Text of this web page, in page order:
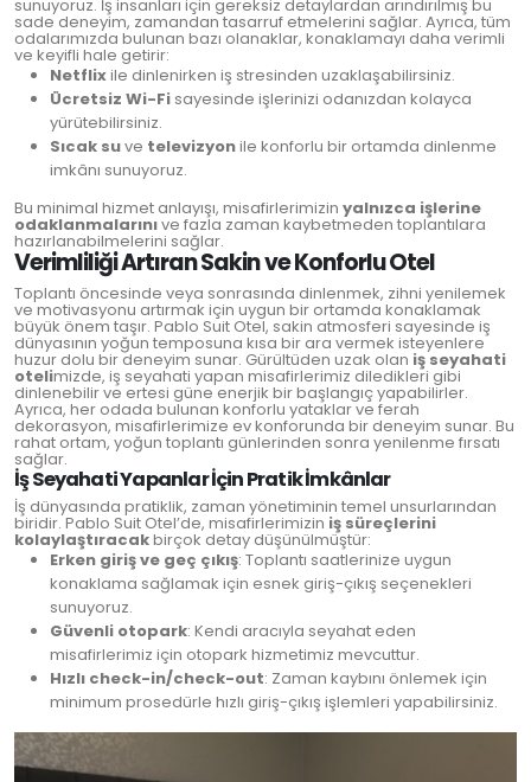
sunuyoruz. İş insanları için gereksiz detaylardan arındırılmış bu
sade deneyim, zamandan tasarruf etmelerini sağlar. Ayrıca, tüm
odalarımızda bulunan bazı olanaklar, konaklamayı daha verimli
ve keyifli hale getirir:
Netflixile dinlenirken iş stresinden uzaklaşabilirsiniz.
Ücretsiz Wi-Fisayesinde işlerinizi odanızdan kolayca
yürütebilirsiniz.
Sıcak suve televizyonile konforlu bir ortamda dinlenme
imkânı sunuyoruz.
Bu minimal hizmet anlayışı, misafirlerimizin yalnızca işlerine
odaklanmalarınıve fazla zaman kaybetmeden toplantılara
hazırlanabilmelerini sağlar.
Verimliliği Artıran Sakin ve Konforlu Otel
Toplantı öncesinde veya sonrasında dinlenmek, zihni yenilemek
ve motivasyonu artırmak için uygun bir ortamda konaklamak
büyük önem taşır. Pablo Suit Otel, sakin atmosferi sayesinde iş
dünyasının yoğun temposuna kısa bir ara vermek isteyenlere
huzur dolu bir deneyim sunar. Gürültüden uzak olan iş seyahati
otelimizde, iş seyahati yapan misafirlerimiz diledikleri gibi
dinlenebilir ve ertesi güne enerjik bir başlangıç yapabilirler.
Ayrıca, her odada bulunan konforlu yataklar ve ferah
dekorasyon, misafirlerimize ev konforunda bir deneyim sunar. Bu
rahat ortam, yoğun toplantı günlerinden sonra yenilenme fırsatı
sağlar.
İş Seyahati Yapanlar İçin Pratik İmkânlar
İş dünyasında pratiklik, zaman yönetiminin temel unsurlarından
biridir. Pablo Suit Otel’de, misafirlerimizin iş süreçlerini
kolaylaştıracakbirçok detay düşünülmüştür:
Erken giriş ve geç çıkış: Toplantı saatlerinize uygun
konaklama sağlamak için esnek giriş-çıkış seçenekleri
sunuyoruz.
Güvenli otopark: Kendi aracıyla seyahat eden
misafirlerimiz için otopark hizmetimiz mevcuttur.
Hızlı check-in/check-out: Zaman kaybını önlemek için
minimum prosedürle hızlı giriş-çıkış işlemleri yapabilirsiniz.